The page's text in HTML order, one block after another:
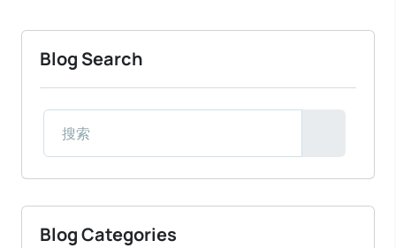
Blog Search
Blog Categories